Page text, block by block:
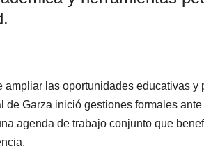
ampliar las oportunidades educativas
de Garza inició gestiones formales
agenda de trabajo conjunto que